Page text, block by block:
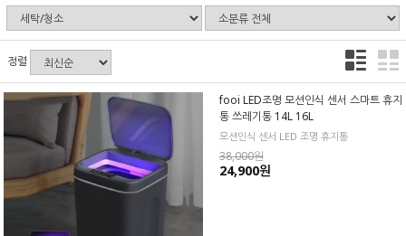
정렬
fooi LED조명 모션인식 센서 스마트 휴지
통 쓰레기통 14L 16L
모션인식 센서 LED 조명 휴지통
38,000원
24,900원